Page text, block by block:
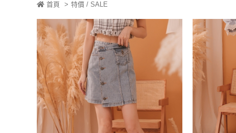
首頁 > 特價 / SALE